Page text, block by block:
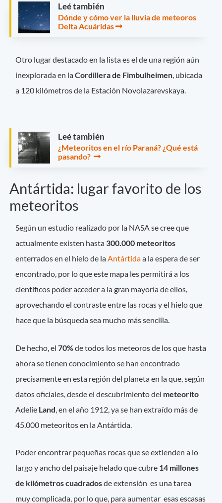
Leé también
Dónde y cómo ver la lluvia de meteoros
Delta Acuáridas
Otro lugar destacado en la lista es el de una región aún
inexplorada en laCordillerade Fimbulheimen, ubicada
a 120 kilómetros de la Estación Novolazarevskaya.
Leé también
¿Meteoritos en el río Paraná? ¿Qué está
pasando?
Antártida: lugar favorito de los
meteoritos
Según un estudio realizado por la NASA se cree que
actualmente existen hasta 300.000 meteoritos
enterrados en el hielo de laAntártidaa la espera de ser
encontrado, por lo que este mapa les permitirá a los
científicos poder acceder a la gran mayoría de ellos,
aprovechando el contraste entre las rocas y el hielo que
hace que la búsqueda sea mucho más sencilla.
De hecho, el70%de todos los meteoros de los que hasta
ahora se tienen conocimiento se han encontrado
precisamente en esta región del planeta en la que, según
datos oficiales, desde el descubrimiento del meteorito
Adelie Land , en el año 1912, ya se han extraído más de
45.000 meteoritos en la Antártida.
Poder encontrar pequeñas rocas que se extienden a lo
largo y ancho del paisaje helado que cubre 14 millones
de kilómetros cuadradosde extensión es una tarea
muy complicada, por lo que, para aumentar esas escasas